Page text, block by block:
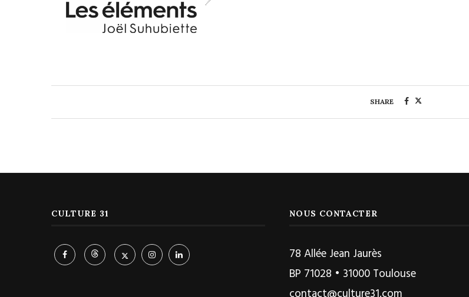
SHARE
CULTURE 31 NOUS CONTACTER
78 Allée Jean Jaurès
BP 71028 • 31000 Toulouse